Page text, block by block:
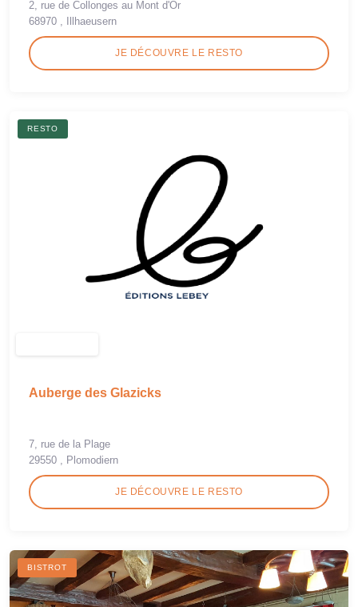
2, rue de Collonges au Mont d'Or
68970 , Illhaeusern
JE DÉCOUVRE LE RESTO
RESTO
Auberge des Glazicks
7, rue de la Plage
29550 , Plomodiern
JE DÉCOUVRE LE RESTO
BISTROT